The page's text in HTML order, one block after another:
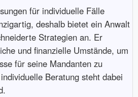
für individuelle Fälle
deshalb bietet ein Anwalt
Strategien an. Er
und finanzielle Umstände, um
für seine Mandanten zu
Beratung steht dabei